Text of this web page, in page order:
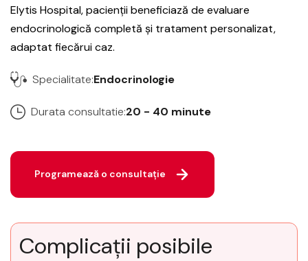
Elytis Hospital, pacienții beneficiază de evaluare
endocrinologică completă și tratament personalizat,
adaptat fiecărui caz.
Specialitate:Endocrinologie
Durata consultatie:20 - 40 minute
Programează o consultație
Complicații posibile